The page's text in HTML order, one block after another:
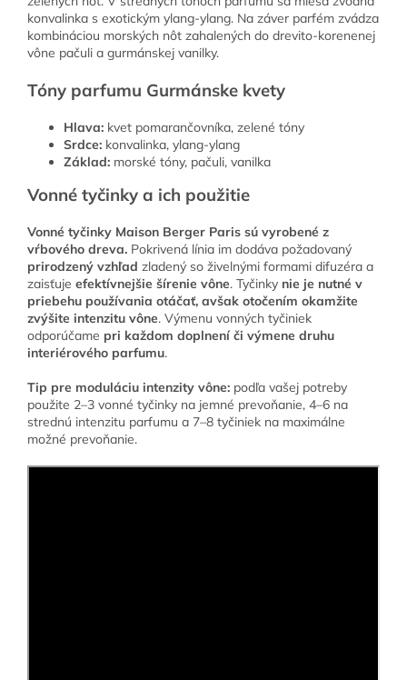
konvalinka s exotickým ylang-ylang. Na záver parfém zvádza
kombináciou morských nôt zahalených do drevito-korenenej
vône pačuli a gurmánskej vanilky.
Tóny parfumu Gurmánske kvety
Hlava: kvet pomarančovníka, zelené tóny
Srdce: konvalinka, ylang-ylang
Základ: morské tóny, pačuli, vanilka
Vonné tyčinky a ich použitie
Vonné tyčinky Maison Berger Paris sú vyrobené z
vŕbového dreva. Pokrivená línia im dodáva požadovaný
prirodzený vzhľad zladený so živelnými formami difuzéra a
zaisťuje efektívnejšie šírenie vône. Tyčinky nie je nutné v
priebehu používania otáčať, avšak otočením okamžite
zvýšite intenzitu vône. Výmenu vonných tyčiniek
odporúčame pri každom doplnení či výmene druhu
interiérového parfumu.
Tip pre moduláciu intenzity vône: podľa vašej potreby
použite 2–3 vonné tyčinky na jemné prevoňanie, 4–6 na
strednú intenzitu parfumu a 7–8 tyčiniek na maximálne
možné prevoňanie.